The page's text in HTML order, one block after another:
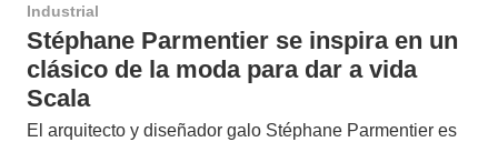
Industrial
Stéphane Parmentier se inspira en un
clásico de la moda para dar a vida
Scala
El arquitecto y diseñador galo Stéphane Parmentier es